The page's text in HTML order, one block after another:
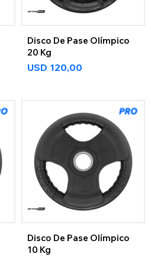
Disco De Pase Olímpico
20 Kg
USD 120,00
Disco De Pase Olímpico
10 Kg